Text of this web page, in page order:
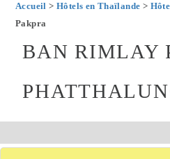
Accueil > Hôtels en Thaïlande >
Pakpra
BAN RIMLAY